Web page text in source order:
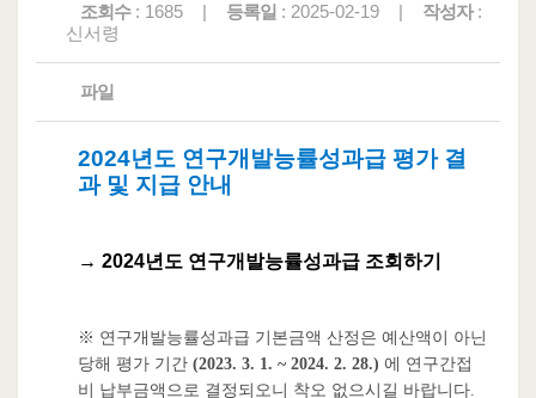
조회수: 1685 | 등록일 : 2025-02-19 | 작성자:
신서령
파일
2024년도 연구개발능률성과급 평가 결
과 및 지급 안내
→ 2024년도 연구개발능률성과급 조회하기
※ 연구개발능률성과급 기본금액 산정은 예산액이 아닌
당해 평가 기간 (2023. 3. 1. ~ 2024. 2. 28.) 에 연구간접
비 납부금액으로 결정되오니 착오 없으시길 바랍니다.